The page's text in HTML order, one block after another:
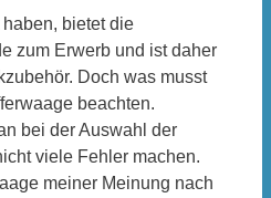
bietet die
zum Erwerb und ist daher
Doch was musst
beachten.
bei der Auswahl der
viele Fehler machen.
meiner Meinung nach